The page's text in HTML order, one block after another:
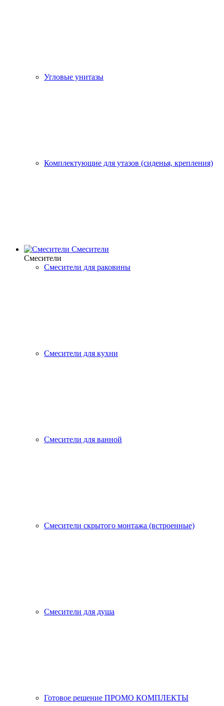
Угловые унитазы
Комплектующие для утазов (сиденья, крепления)
Смесители
Смесители
Смесители для раковины
Смесители для кухни
Смесители для ванной
Смесители скрытого монтажа (встроенные)
Смесители для душа
Готовое решение ПРОМО КОМПЛЕКТЫ